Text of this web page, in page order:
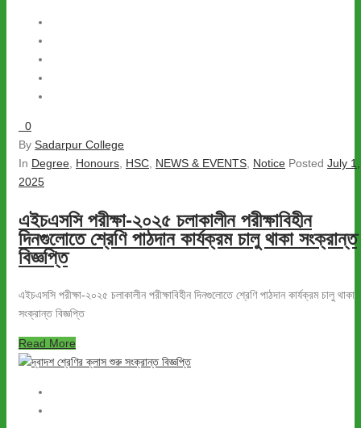
0
By Sadarpur College
In Degree Honours HSC NEWS & EVENTS Notice Posted July 1,
2025
এইচএসসি পরীক্ষা-২০২৫ চলাকালীন পরীক্ষাবিহীন
দিনগুলোতে শ্রেণি পাঠদান কার্যক্রম চালু থাকা সংক্রান্ত
বিজ্ঞপ্তি
এইচএসসি পরীক্ষা-২০২৫ চলাকালীন পরীক্ষাবিহীন দিনগুলোতে শ্রেণি পাঠদান কার্যক্রম চালু থাকা
সংক্রান্ত বিজ্ঞপ্তি
Read More